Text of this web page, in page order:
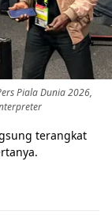
Piala Dunia 2026,
terangkat